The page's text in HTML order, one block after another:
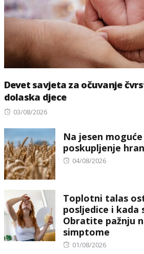
Devet savjeta za očuvanje
dolaska djece
Posted
03/08/2026
Na jesen moguće
poskupljenje
Posted
04/08/2026
Toplotni talas
posljedice i kada
Obratite pažnju
simptome
Posted
01/08/2026